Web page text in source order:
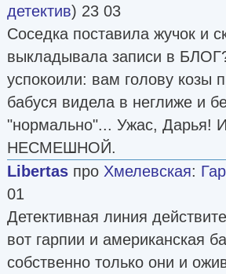
детектив) 23 03
Соседка поставила жучок и
выкладывала записи в
успокоили: вам голову козы
бабуся видела в неглиже и
"нормально"... Ужас, Дарья!
НЕСМЕШНОЙ.
Libertas про Хмелевская:
01
Детективная линия
вот гарпии и американская
собственно только они и